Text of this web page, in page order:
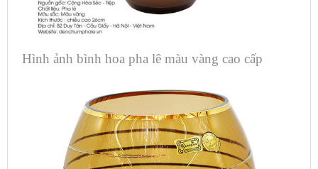
Hình ảnh bình hoa pha lê màu vàng cao cấp